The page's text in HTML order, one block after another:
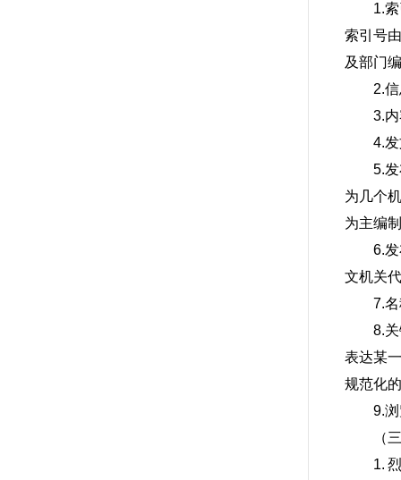
1.
索引号
及部门
2.
3.
4.
5.
为几个
为主编
6.
文机关
7.
8.
表达某
规范化
9.
（
1.